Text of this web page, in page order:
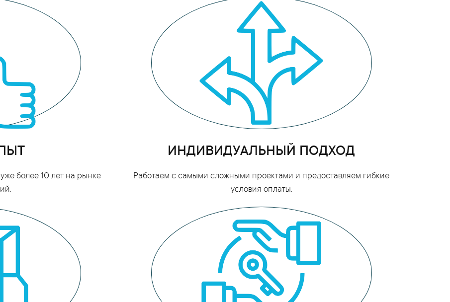
более 10 лет на рынке
ИНДИВИДУАЛЬНЫЙ ПОДХОД
Работаем с самыми сложными проектами и предоставляем гибкие
условия оплаты.